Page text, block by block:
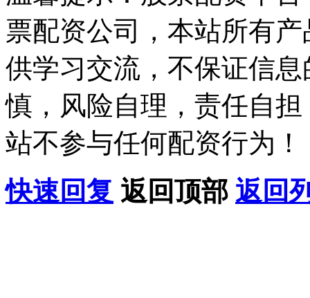
票配资公司，本站所有
供学习交流，不保证信
慎，风险自理，责任自
站不参与任何配资行为！
快速回复 返回顶部 返回